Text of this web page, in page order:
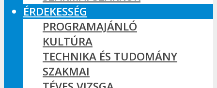
ÉRDEKESSÉG
PROGRAMAJÁNLÓ
KULTÚRA
TECHNIKA ÉS TUDOMÁNY
SZAKMAI